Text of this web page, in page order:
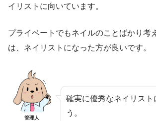
イリストに向いています。
プライベートでもネイルのことばかり考
は、ネイリストになった方が良いです。
管理人
確実に優秀なネイリスト
う。